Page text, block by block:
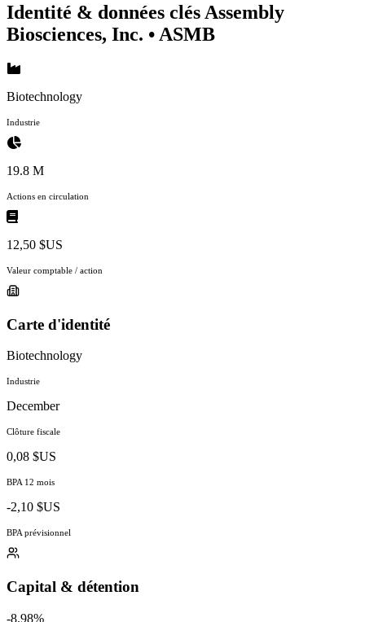
Identité & données clés Assembly
Biosciences, Inc. • ASMB
Biotechnology
Industrie
19.8 M
Actions en circulation
12,50 $US
Valeur comptable / action
Carte d'identité
Biotechnology
Industrie
December
Clôture fiscale
0,08 $US
BPA 12 mois
-2,10 $US
BPA prévisionnel
Capital & détention
-8.98%